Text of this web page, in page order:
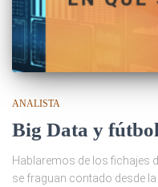
ANALISTA
Big Data y
Hablaremos de los fichajes
se fraguan contado desde